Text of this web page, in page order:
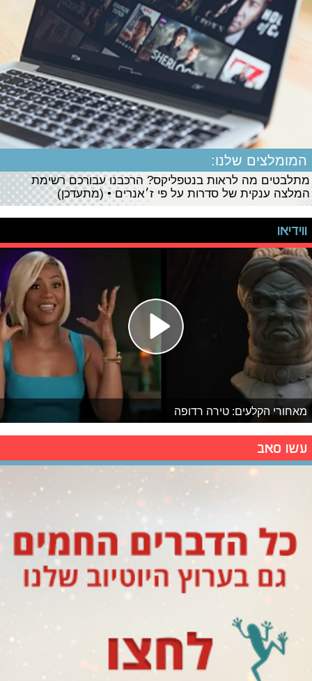
המומלצים שלנו:
מתלבטים מה לראות בנטפליקס? הרכבנו עבורכם רשימת
המלצה ענקית של סדרות על פי ז׳אנרים • (מתעדכן)
ווידיאו
מאחורי הקלעים: טירה רדופה
עשו סאב